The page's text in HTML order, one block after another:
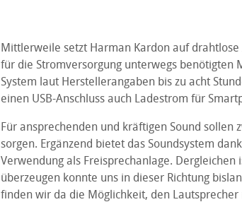
Mittlerweile setzt Harman Kardon auf
für die Stromversorgung unterwegs benötigten
System laut Herstellerangaben bis zu acht
einen USB-Anschluss auch Ladestrom für
Für ansprechenden und kräftigen Sound
sorgen. Ergänzend bietet das Soundsystem
Verwendung als Freisprechanlage.
überzeugen konnte uns in dieser Richtung
finden wir da die Möglichkeit, den